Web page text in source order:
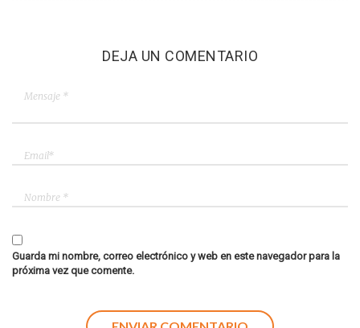
DEJA UN COMENTARIO
Guarda mi nombre, correo electrónico y web en este navegador para la
próxima vez que comente.